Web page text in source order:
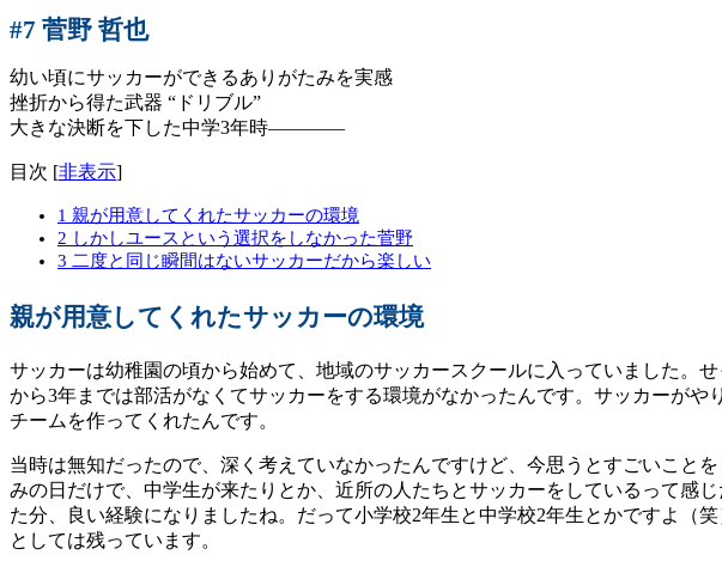
#7 菅野 哲也
幼い頃にサッカーができるありがたみを実感
挫折から得た武器 “ドリブル”
大きな決断を下した中学3年時————
目次 [非表示]
1 親が用意してくれたサッカーの環境
2 しかしユースという選択をしなかった菅野
3 二度と同じ瞬間はないサッカーだから楽しい
親が用意してくれたサッカーの環境
ㅤサッカーは幼稚園の頃から始めて、地域のサッカースクールに入っていました
から3年までは部活がなくてサッカーをする環境がなかったんです。サッカーが
チームを作ってくれたんです。
ㅤ当時は無知だったので、深く考えていなかったんですけど、今思うとすごいこ
みの日だけで、中学生が来たりとか、近所の人たちとサッカーをしているって感
た分、良い経験になりましたね。だって小学校2年生と中学校2年生とかですよ（
としては残っています。